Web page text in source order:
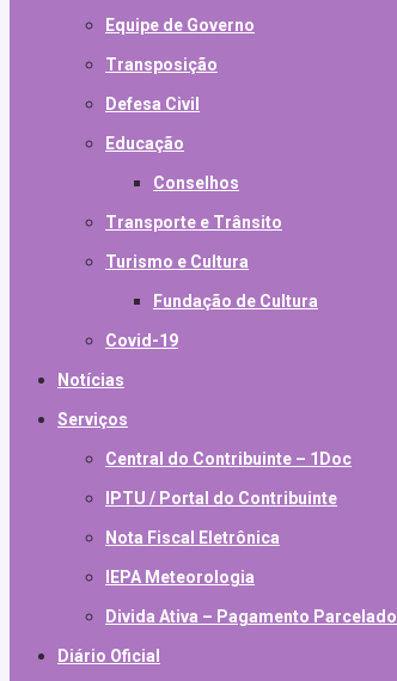
Equipe de Governo
Transposição
Defesa Civil
Educação
Conselhos
Transporte e Trânsito
Turismo e Cultura
Fundação de Cultura
Covid-19
Notícias
Serviços
Central do Contribuinte – 1Doc
IPTU / Portal do Contribuinte
Nota Fiscal Eletrônica
IEPA Meteorologia
Divida Ativa – Pagamento Parcelado
Diário Oficial